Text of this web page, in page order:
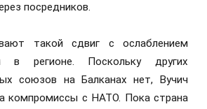
посредников.
такой сдвиг с ослаблением
в регионе. Поскольку других
союзов на Балканах нет, Вучич
компромиссы с НАТО. Пока страна